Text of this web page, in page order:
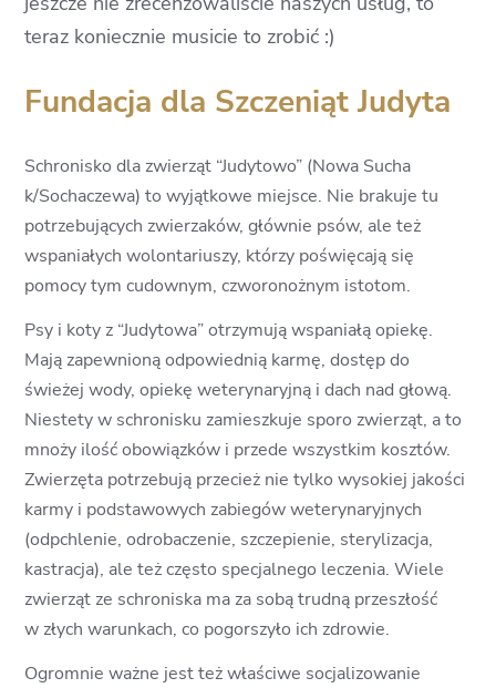
teraz koniecznie musicie to zrobić :)
Fundacja dla Szczeniąt Judyta
Schronisko dla zwierząt “Judytowo” (Nowa Sucha
k/Sochaczewa) to wyjątkowe miejsce. Nie brakuje tu
potrzebujących zwierzaków, głównie psów, ale też
wspaniałych wolontariuszy, którzy poświęcają się
pomocy tym cudownym, czworonożnym istotom.
Psy i koty z “Judytowa” otrzymują wspaniałą opiekę.
Mają zapewnioną odpowiednią karmę, dostęp do
świeżej wody, opiekę weterynaryjną i dach nad głową.
Niestety w schronisku zamieszkuje sporo zwierząt, a to
mnoży ilość obowiązków i przede wszystkim kosztów.
Zwierzęta potrzebują przecież nie tylko wysokiej jakości
karmy i podstawowych zabiegów weterynaryjnych
(odpchlenie, odrobaczenie, szczepienie, sterylizacja,
kastracja), ale też często specjalnego leczenia. Wiele
zwierząt ze schroniska ma za sobą trudną przeszłość
w złych warunkach, co pogorszyło ich zdrowie.
Ogromnie ważne jest też właściwe socjalizowanie